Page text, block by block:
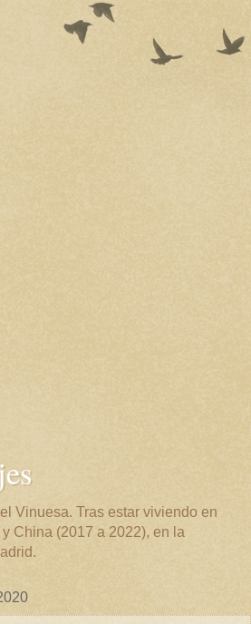
Vinuesa. Tras estar viviendo en
China (2017 a 2022), en la